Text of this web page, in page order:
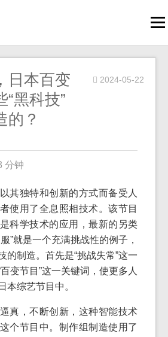
日本百变
黑科技”
的？
2024-05-22
分钟
其独特和创新的方式而备受人
使用了全息照相技术。该节目
科学技术的应用，最新的另类
”就是一个充满挑战性的例子，
的制造。首先是“挑战失常”这一
变节目”这一关键词，使更多人
本综艺节目中。
真，不断创新，这种智能技术
个节目中。制作组制造使用了